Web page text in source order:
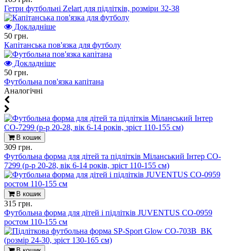
Гетри футбольні Zelart для підлітків, розміри 32-38
Докладніше
50 грн.
Капітанська пов'язка для футболу
Докладніше
50 грн.
Футбольна пов'язка капітана
Aналогічні
В кошик
309 грн.
Футбольна форма для дітей та підлітків Міланський Інтер CO-
7299 (р-р 20-28, вік 6-14 років, зріст 110-155 см)
В кошик
315 грн.
Футбольна форма для дітей і підлітків JUVENTUS CO-0959
ростом 110-155 см